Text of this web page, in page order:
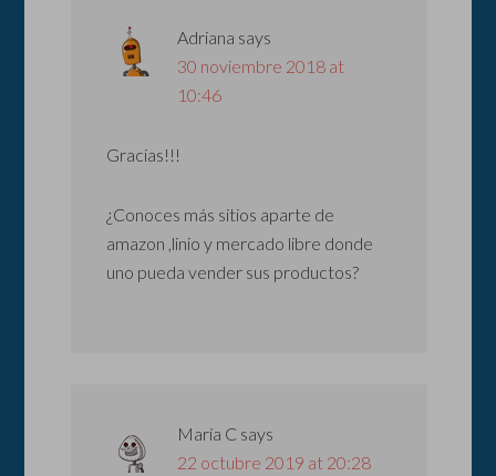
Adriana says
30 noviembre 2018 at
10:46
Gracias!!!
¿Conoces más sitios aparte de
amazon ,linio y mercado libre donde
uno pueda vender sus productos?
María C says
22 octubre 2019 at 20:28